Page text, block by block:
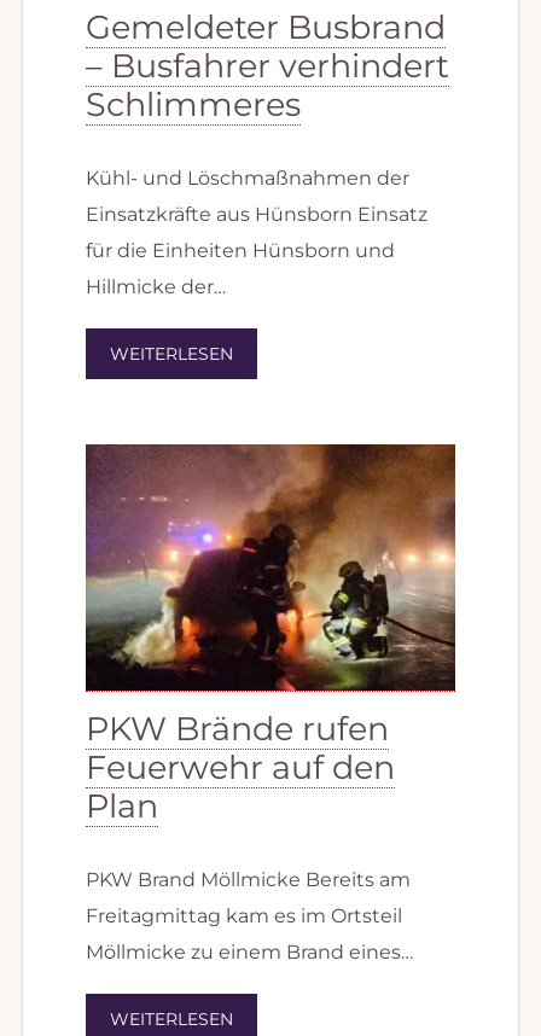
Gemeldeter Busbrand
– Busfahrer verhindert
Schlimmeres
Kühl- und Löschmaßnahmen der
Einsatzkräfte aus Hünsborn Einsatz
für die Einheiten Hünsborn und
Hillmicke der…
WEITERLESEN
PKW Brände rufen
Feuerwehr auf den
Plan
PKW Brand Möllmicke Bereits am
Freitagmittag kam es im Ortsteil
Möllmicke zu einem Brand eines…
WEITERLESEN